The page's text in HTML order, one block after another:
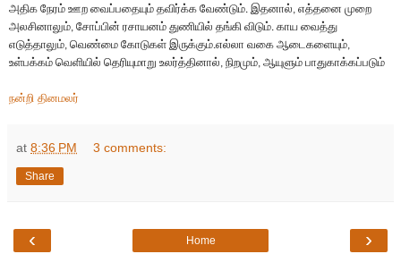
அதிக நேரம் ஊற வைப்பதையும் தவிர்க்க வேண்டும். இதனால், எத்தனை முறை
அலசினாலும், சோப்பின் ரசாயனம் துணியில் தங்கி விடும். காய வைத்து
எடுத்தாலும், வெண்மை கோடுகள் இருக்கும்.எல்லா வகை ஆடைகளையும்,
உள்பக்கம் வெளியில் தெரியுமாறு உலர்த்தினால், நிறமும், ஆயுளும் பாதுகாக்கப்படும்
நன்றி தினமலர்
at 8:36 PM 3 comments:
Share
‹ ›
Home